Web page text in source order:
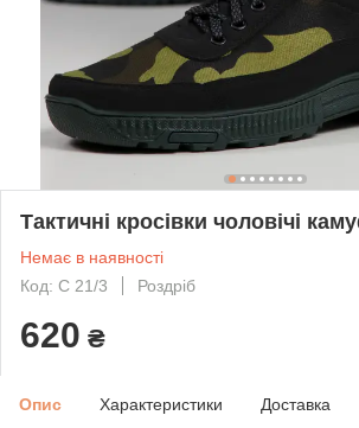
Тактичні кросівки чоловічі
Немає в наявності
Код: С 21/3
Роздріб
620 ₴
Опис Характеристики Доставка